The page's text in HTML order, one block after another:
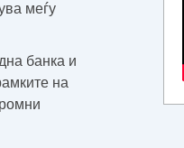
меѓу
банка и
на